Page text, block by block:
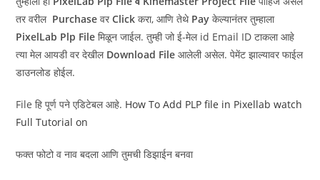
तर वरील Purchase वरClickकरा, आणि तेथे Pay केल्यानंतर तुम्हाला
PixelLab Plp File मिळून जाईल. तुम्ही जो ई-मेल id Email ID टाकला आहे
त्या मेल आयडी वर देखील Download File आलेली असेल.पेमेंट झाल्यावर फाईल
डाउनलोड होईल.
File हि पूर्ण पने एडिटेबल आहे. How To Add PLP file in Pixellab watch
Full Tutorial on
फक्त फोटो व नाव बदला आणि तुमची डिझाईन बनवा